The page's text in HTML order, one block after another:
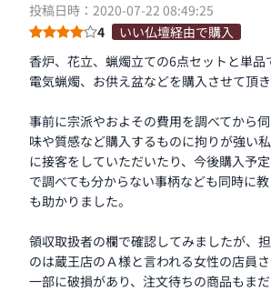
投稿日時：2020-07-22 08:49:25
4
いい仏壇経由で購入
香炉、花立、蝋燭立ての6点セットと単品
電気蝋燭、お供え盆などを購入させて頂き
事前に宗派やおよその費用を調べてから
味や質感など購入するものに拘りが強い
に接客をしていただいたり、今後購入予
で調べても分からない事柄なども同時に
も助かりました。
領収取扱者の欄で確認してみましたが、
のは蔵王店のＡ様と言われる女性の店員
一部に破損があり、注文待ちの商品もま